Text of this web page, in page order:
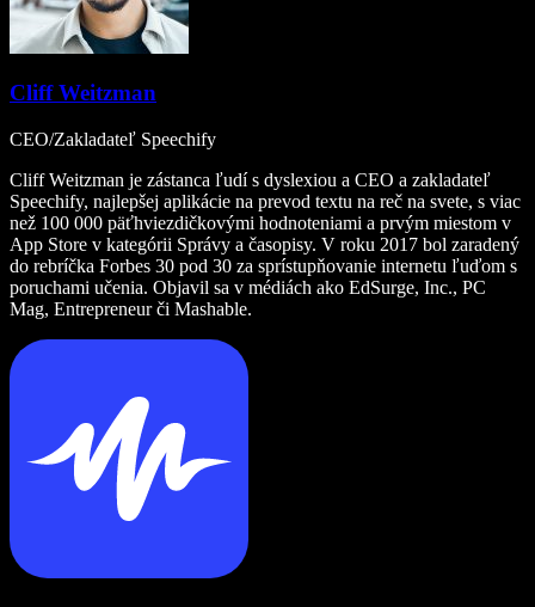
Cliff Weitzman
CEO/Zakladateľ Speechify
Cliff Weitzman je zástanca ľudí s dyslexiou a CEO a zakladateľ
Speechify, najlepšej aplikácie na prevod textu na reč na svete, s viac
než 100 000 päťhviezdičkovými hodnoteniami a prvým miestom v
App Store v kategórii Správy a časopisy. V roku 2017 bol zaradený
do rebríčka Forbes 30 pod 30 za sprístupňovanie internetu ľuďom s
poruchami učenia. Objavil sa v médiách ako EdSurge, Inc., PC
Mag, Entrepreneur či Mashable.